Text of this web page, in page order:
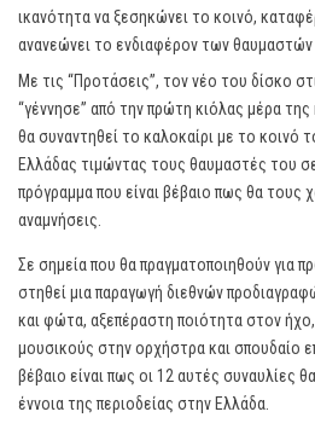
ικανότητα να ξεσηκώνει το κοινό,
ανανεώνει το ενδιαφέρον των θαυμαστών
Με τις “Προτάσεις”, τον νέο του δίσκο
“γέννησε” από την πρώτη κιόλας μέρα
θα συναντηθεί το καλοκαίρι με το κοινό
Ελλάδας τιμώντας τους θαυμαστές του
πρόγραμμα που είναι βέβαιο πως θα τους
αναμνήσεις.
Σε σημεία που θα πραγματοποιηθούν για
στηθεί μια παραγωγή διεθνών
και φώτα, αξεπέραστη ποιότητα στον
μουσικούς στην ορχήστρα και σπουδαίο
βέβαιο είναι πως οι 12 αυτές συναυλίες
έννοια της περιοδείας στην Ελλάδα.